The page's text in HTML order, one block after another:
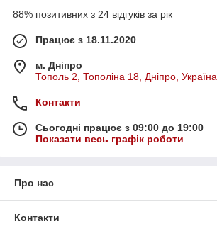
88% позитивних з 24 відгуків за рік
Працює з 18.11.2020
м. Дніпро
Тополь 2, Тополіна 18, Дніпро, Україна
Контакти
Сьогодні працює з 09:00 до 19:00
Показати весь графік роботи
Про нас
Контакти